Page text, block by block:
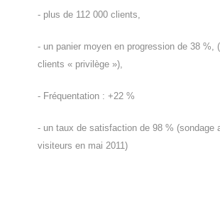
- plus de 112 000 clients,
- un panier moyen en progression de 38 %,
clients « privilège »),
- Fréquentation : +22 %
- un taux de satisfaction de 98 % (sondage
visiteurs en mai 2011)